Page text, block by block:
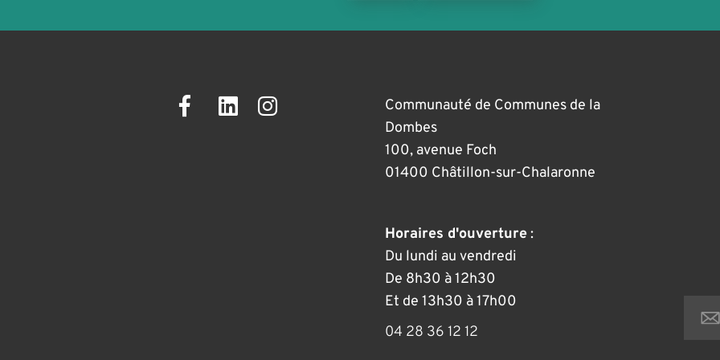
Communauté de Communes de la
Dombes
100, avenue Foch
01400 Châtillon-sur-Chalaronne
Horaires d'ouverture:
Du lundi au vendredi
De 8h30 à 12h30
Et de 13h30 à 17h00
04 28 36 12 12